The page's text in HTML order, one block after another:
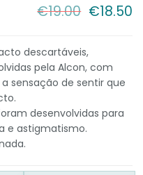
€19.00 O
era:
€19.00.
€18.50
descartáveis,
pela Alcon, com
sensação de sentir que
desenvolvidas para
e astigmatismo.